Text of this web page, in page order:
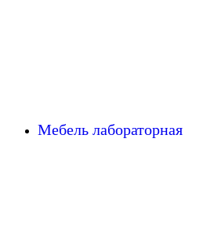
Мебель лабораторная